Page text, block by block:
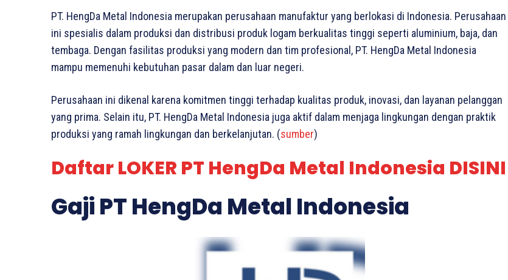
PT. HengDa Metal Indonesia merupakan perusahaan manufaktur yang berlokasi di Indonesia. Perusahaan
ini spesialis dalam produksi dan distribusi produk logam berkualitas tinggi seperti aluminium, baja, dan
tembaga. Dengan fasilitas produksi yang modern dan tim profesional, PT. HengDa Metal Indonesia
mampu memenuhi kebutuhan pasar dalam dan luar negeri.
Perusahaan ini dikenal karena komitmen tinggi terhadap kualitas produk, inovasi, dan layanan pelanggan
yang prima. Selain itu, PT. HengDa Metal Indonesia juga aktif dalam menjaga lingkungan dengan praktik
produksi yang ramah lingkungan dan berkelanjutan. (sumber)
Daftar LOKER PT HengDa Metal Indonesia DISINI
Gaji PT HengDa Metal Indonesia